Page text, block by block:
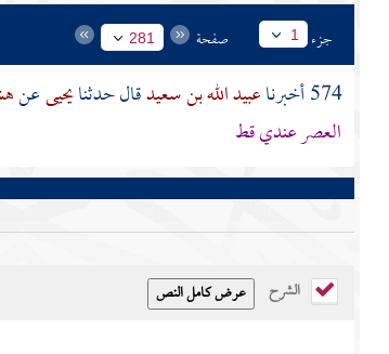
جزء 1 صفحة 281
574 أخبرنا عبيد الله بن سعيدقال حدثنايحيىعن
العصر عندي قط
الشرح